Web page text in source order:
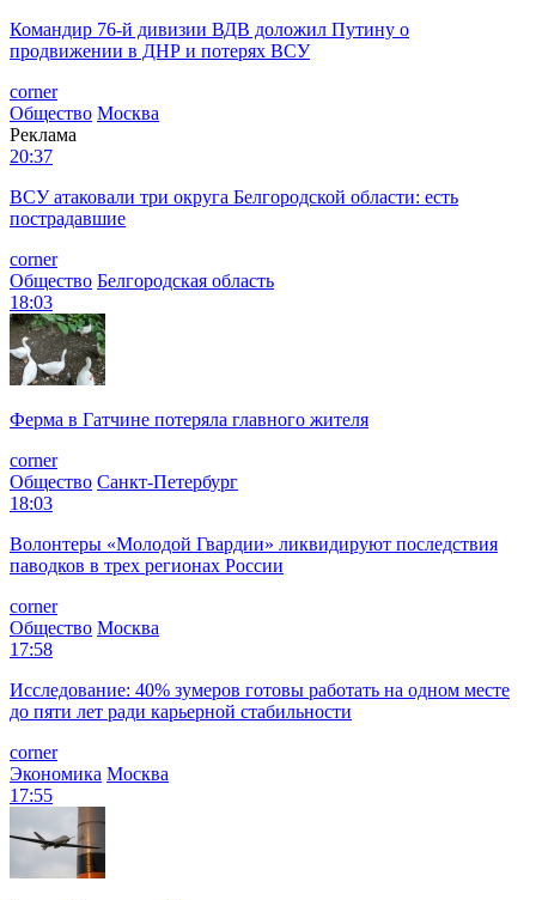
Командир 76-й дивизии ВДВ доложил Путину о
продвижении в ДНР и потерях ВСУ
corner
Общество Москва
Реклама
20:37
ВСУ атаковали три округа Белгородской области: есть
пострадавшие
corner
Общество Белгородская область
18:03
Ферма в Гатчине потеряла главного жителя
corner
Общество Санкт-Петербург
18:03
Волонтеры «Молодой Гвардии» ликвидируют последствия
паводков в трех регионах России
corner
Общество Москва
17:58
Исследование: 40% зумеров готовы работать на одном месте
до пяти лет ради карьерной стабильности
corner
Экономика Москва
17:55